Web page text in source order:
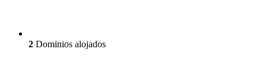
2 Dominios alojados